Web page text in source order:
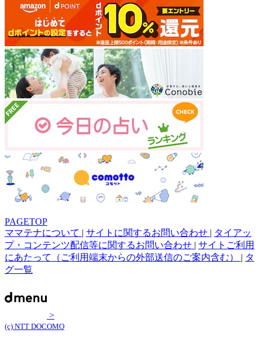
PAGETOP
ママテナについて | サイトに関するお問い合わせ | タイアッ
プ・コンテンツ配信等に関するお問い合わせ | サイトご利用
にあたって（ご利用端末からの外部送信のご案内含む） | タ
グ一覧
>
(c) NTT DOCOMO